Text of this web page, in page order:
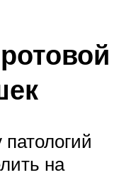
на